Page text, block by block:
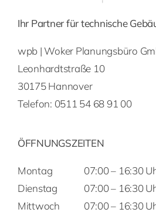
Ihr Partner für technische
wpb | Woker Planungsbüro
Leonhardtstraße 10
30175 Hannover
Telefon: 0511 54 68 91 00
ÖFFNUNGSZEITEN
Montag
Dienstag
Mittwoch
07:00 – 16:30
07:00 – 16:30
07:00 – 16:30